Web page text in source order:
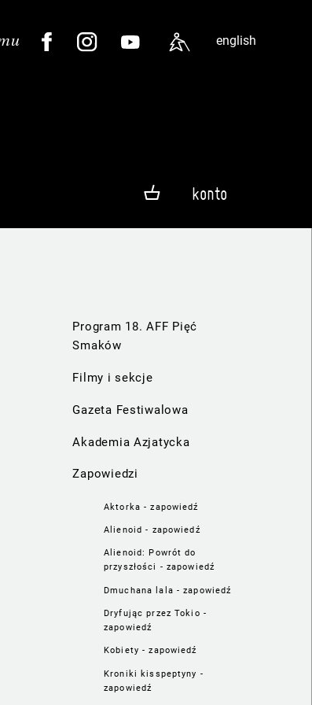
english
konto
Program 18. AFF Pięć
Smaków
Filmy i sekcje
Gazeta Festiwalowa
Akademia Azjatycka
Zapowiedzi
Aktorka - zapowiedź
Alienoid - zapowiedź
Alienoid: Powrót do
przyszłości - zapowiedź
Dmuchana lala - zapowiedź
Dryfując przez Tokio -
zapowiedź
Kobiety - zapowiedź
Kroniki kisspeptyny -
zapowiedź